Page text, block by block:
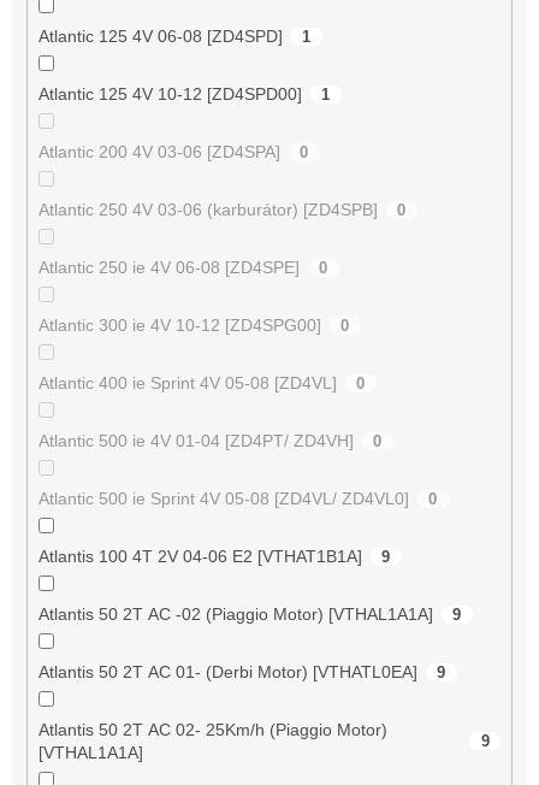
Atlantic 125 4V 06-08 [ZD4SPD] 1
Atlantic 125 4V 10-12 [ZD4SPD00] 1
Atlantic 200 4V 03-06 [ZD4SPA] 0
Atlantic 250 4V 03-06 (karburátor) [ZD4SPB] 0
Atlantic 250 ie 4V 06-08 [ZD4SPE] 0
Atlantic 300 ie 4V 10-12 [ZD4SPG00] 0
Atlantic 400 ie Sprint 4V 05-08 [ZD4VL] 0
Atlantic 500 ie 4V 01-04 [ZD4PT/ ZD4VH] 0
Atlantic 500 ie Sprint 4V 05-08 [ZD4VL/ ZD4VL0] 0
Atlantis 100 4T 2V 04-06 E2 [VTHAT1B1A] 9
Atlantis 50 2T AC -02 (Piaggio Motor) [VTHAL1A1A] 9
Atlantis 50 2T AC 01- (Derbi Motor) [VTHATL0EA] 9
Atlantis 50 2T AC 02- 25Km/h (Piaggio Motor)
[VTHAL1A1A]
9